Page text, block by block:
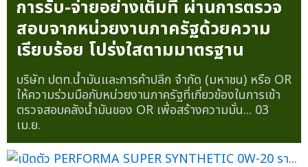
การรับ-จ่ายอย่างเต็มที่ ผ่านการตรวจ
สอบจากหน่วยงานภาครัฐด้วยความ
เรียบร้อย โปร่งใสตามมาตรฐาน
บริษัท ปตท.น้ำมันและการค้าปลีก จำกัด (มหาชน) หรือ OR
ให้ความร่วมมือกับหน่วยงานภาครัฐที่เกี่ยวข้องในการเข้า
ตรวจสอบคลังน้ำมันของ OR เพื่อสร้างความมั่น... 03
เม.ย.